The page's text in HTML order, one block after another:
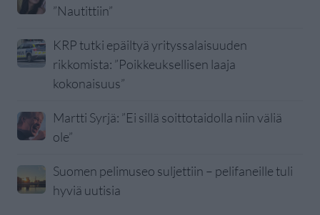
”Nautittiin”
KRP tutki epäiltyä yrityssalaisuuden
rikkomista: ”Poikkeuksellisen laaja
kokonaisuus”
Martti Syrjä: ”Ei sillä soittotaidolla niin väliä
ole”
Suomen pelimuseo suljettiin – pelifaneille tuli
hyviä uutisia